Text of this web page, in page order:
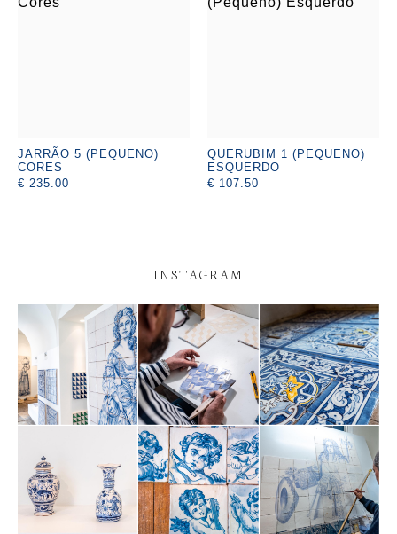
JARRÃO 5 (PEQUENO)
CORES
€ 235.00
QUERUBIM 1 (PEQUENO)
ESQUERDO
€ 107.50
INSTAGRAM